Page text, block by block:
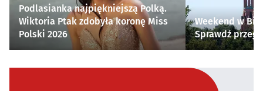
Podlasianka najpiękniejszą Polką.
Wiktoria Ptak zdobyła koronę Miss
Polski 2026
Weekend w
Sprawdź